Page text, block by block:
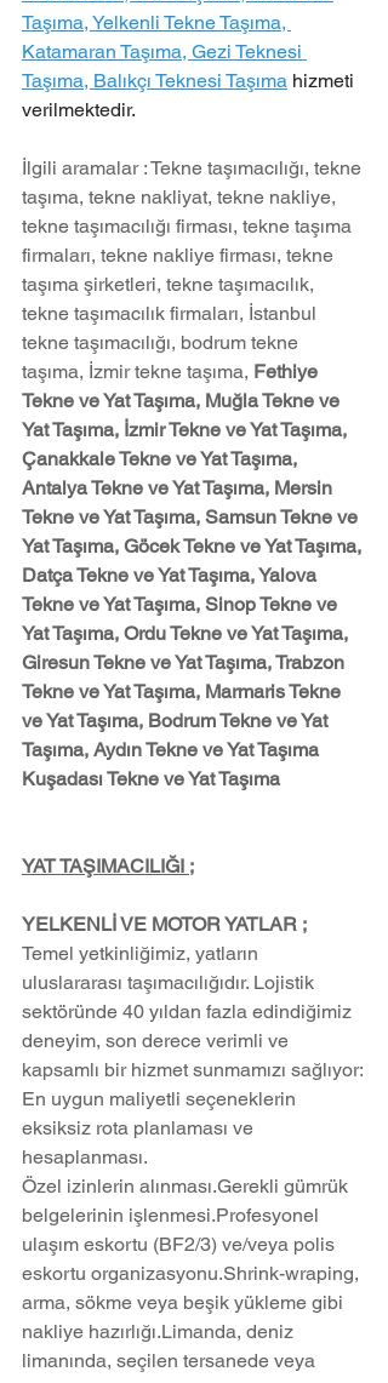
Taşıma, Yelkenli Tekne Taşıma,
Katamaran Taşıma, Gezi Teknesi
Taşıma, Balıkçı Teknesi Taşıma hizmeti
verilmektedir.
İlgili aramalar : Tekne taşımacılığı, tekne
taşıma, tekne nakliyat, tekne nakliye,
tekne taşımacılığı firması, tekne taşıma
firmaları, tekne nakliye firması, tekne
taşıma şirketleri, tekne taşımacılık,
tekne taşımacılık firmaları, İstanbul
tekne taşımacılığı, bodrum tekne
taşıma, İzmir tekne taşıma, Fethiye
Tekne ve Yat Taşıma, Muğla Tekne ve
Yat Taşıma, İzmir Tekne ve Yat Taşıma,
Çanakkale Tekne ve Yat Taşıma,
Antalya Tekne ve Yat Taşıma, Mersin
Tekne ve Yat Taşıma, Samsun Tekne ve
Yat Taşıma, Göcek Tekne ve Yat Taşıma,
Datça Tekne ve Yat Taşıma, Yalova
Tekne ve Yat Taşıma, Sinop Tekne ve
Yat Taşıma, Ordu Tekne ve Yat Taşıma,
Giresun Tekne ve Yat Taşıma, Trabzon
Tekne ve Yat Taşıma, Marmaris Tekne
ve Yat Taşıma, Bodrum Tekne ve Yat
Taşıma, Aydın Tekne ve Yat Taşıma
Kuşadası Tekne ve Yat Taşıma
YAT TAŞIMACILIĞI ;
YELKENLİ VE MOTOR YATLAR ;
Temel yetkinliğimiz, yatların
uluslararası taşımacılığıdır. Lojistik
sektöründe 40 yıldan fazla edindiğimiz
deneyim, son derece verimli ve
kapsamlı bir hizmet sunmamızı sağlıyor:
En uygun maliyetli seçeneklerin
eksiksiz rota planlaması ve
hesaplanması.
Özel izinlerin alınması.Gerekli gümrük
belgelerinin işlenmesi.Profesyonel
ulaşım eskortu (BF2/3) ve/veya polis
eskortu organizasyonu.Shrink-wraping,
arma, sökme veya beşik yükleme gibi
nakliye hazırlığı.Limanda, deniz
limanında, seçilen tersanede veya